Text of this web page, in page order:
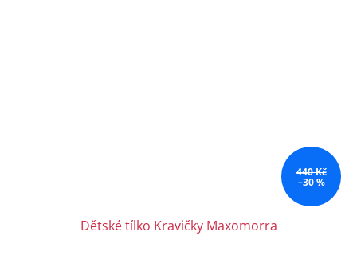
440 Kč
–30 %
Dětské tílko Kravičky Maxomorra